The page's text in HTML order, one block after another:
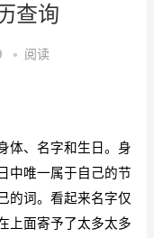
查询
• 阅读
体、名字和生日。身
中唯一属于自己的节
的词。看起来名字仅
上面寄予了太多太多